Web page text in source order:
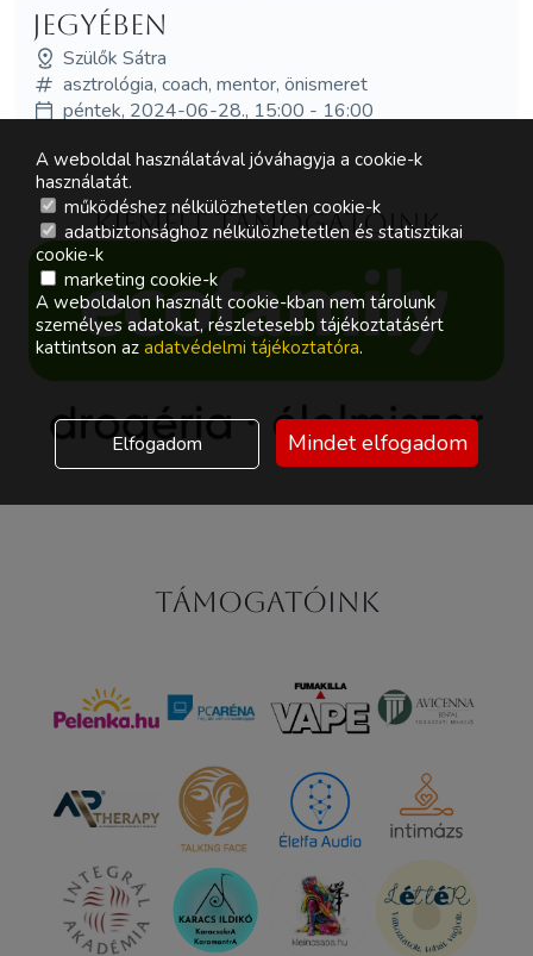
jegyében
Szülők Sátra
asztrológia, coach, mentor, önismeret
péntek, 2024-06-28., 15:00 - 16:00
Kiemelt támogatóink
Támogatóink
A weboldal használatával jóváhagyja a cookie-k
használatát.
működéshez nélkülözhetetlen cookie-k
adatbiztonsághoz nélkülözhetetlen és statisztikai
cookie-k
marketing cookie-k
A weboldalon használt cookie-kban nem tárolunk
személyes adatokat, részletesebb tájékoztatásért
kattintson az adatvédelmi tájékoztatóra.
Elfogadom Mindet elfogadom